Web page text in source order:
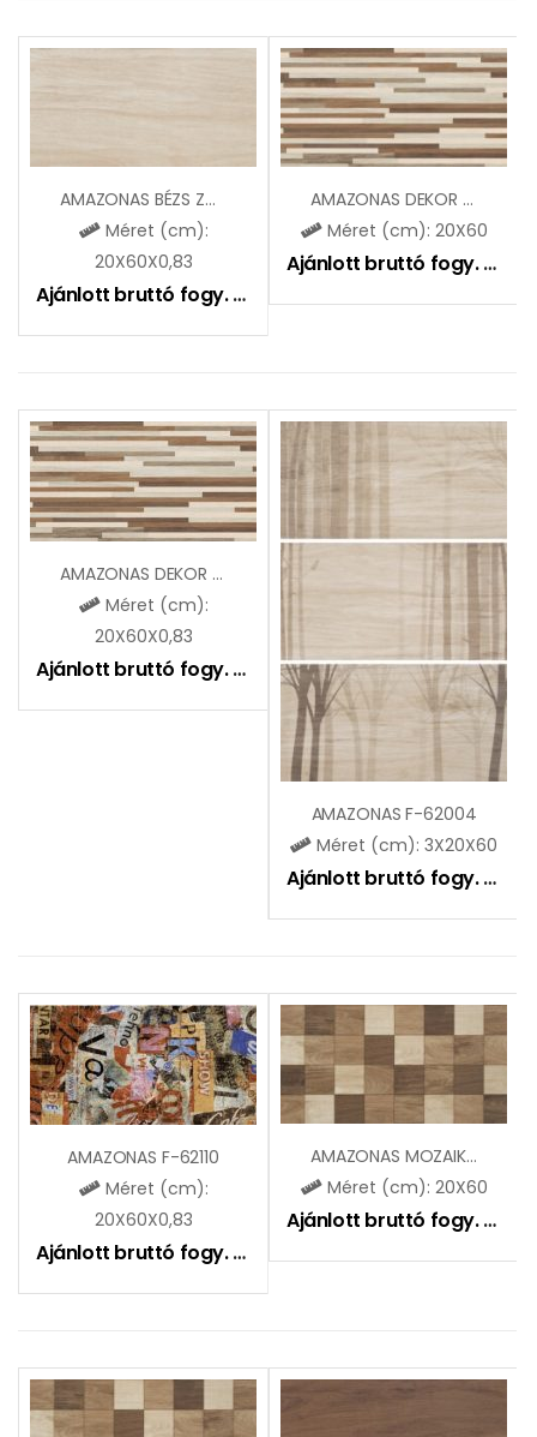
AMAZONAS BÉZS ZGD62104
Méret (cm):
20X60X0,83
Ajánlott bruttó fogy. ár:
AMAZONAS DEKOR ZBD62009
Méret (cm): 20X60
Ajánlott bruttó fogy. ár:
AMAZONAS DEKOR ZGD62109
Méret (cm):
20X60X0,83
Ajánlott bruttó fogy. ár: 6495Ft
AMAZONAS F-62004
Méret (cm): 3X20X60
Ajánlott bruttó fogy. ár:
AMAZONAS F-62110
Méret (cm):
20X60X0,83
Ajánlott bruttó fogy. ár:
AMAZONAS MOZAIKOS ZBD62008
Méret (cm): 20X60
Ajánlott bruttó fogy. ár: